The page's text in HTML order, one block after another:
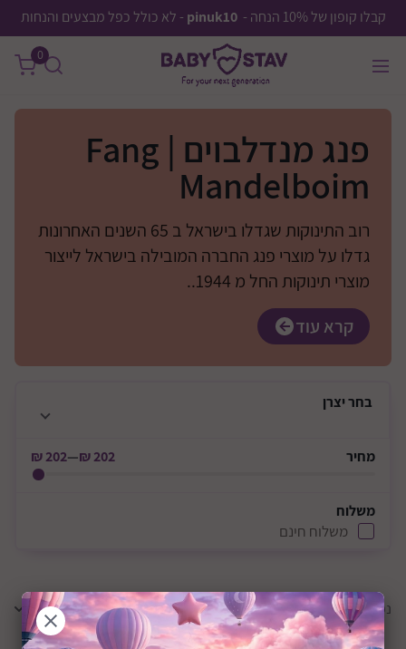
קבלו קופון של 10% הנחה - pinuk10 - לא כולל כפל מבצעים והנחות
0
פנג מנדלבוים | Fang
Mandelboim
רוב התינוקות שגדלו בישראל ב 65 השנים האחרונות
גדלו על מוצרי פנג החברה המובילה בישראל לייצור
מוצרי תינוקות החל מ 1944..
קרא עוד
בחריצרן
מחיר 202 ₪
—
202 ₪
משלוח
משלוח חינם
נמצאו1תוצאות